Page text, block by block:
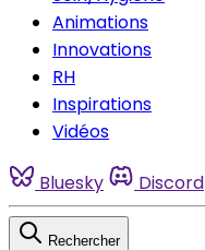
Animations
Innovations
RH
Inspirations
Vidéos
Bluesky Discord
Rechercher